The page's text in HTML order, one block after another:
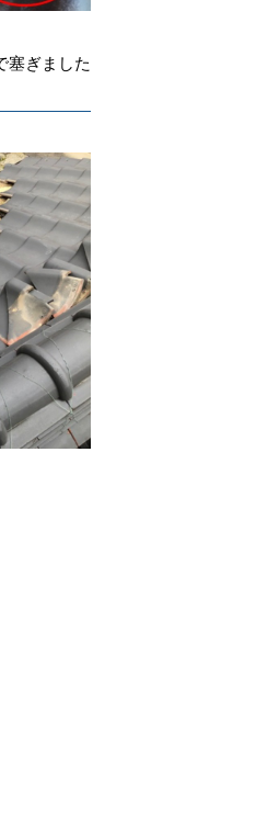
塞ぎました